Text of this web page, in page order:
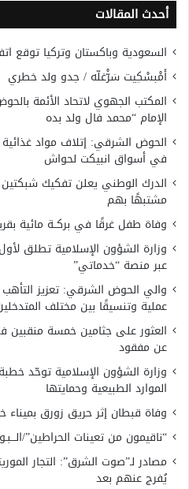
أحدث المقالات
السعودية وباكستان وتركيا توقع
أَمْبسْكِيت سَرّْغلّه / جدو ولد خطري
المكتب الجهوي لاتحاد الأئمة
الإمام “محمد فال ولد بده
الحوض الشرقي: إتلاف مواد
في أسواق انبيكت لحواش
مشتبهًا بهم
وفاة طفل غرقًا في بركــة مائية
وزارة الشؤون الإسلامية تطلق
عبر منصة “خدماتي”
والي الحوض الشرقي: تعزيز
عملية وتنسيقًا بين مختلف
العثور على جثامين خمسة منقبين
عن مفقود
وزارة الشؤون الإسلامية توحّد
الموارد الطبيعية وحمايتها
وفاة قبطان إثر حريق زورق بميناء
“ناقيمون من تعينات الحراطين”/الـــبـو
مصادر لـ”صوت الشرق”: التجار
يُفرج عنهم بعد